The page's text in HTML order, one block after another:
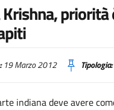
Krishna, priorità
19 Marzo 2012 Tipologia:
indiana deve avere